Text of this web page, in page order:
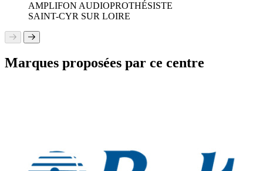
AMPLIFON AUDIOPROTHÉSISTE
SAINT-CYR SUR LOIRE
Marques proposées par ce centre